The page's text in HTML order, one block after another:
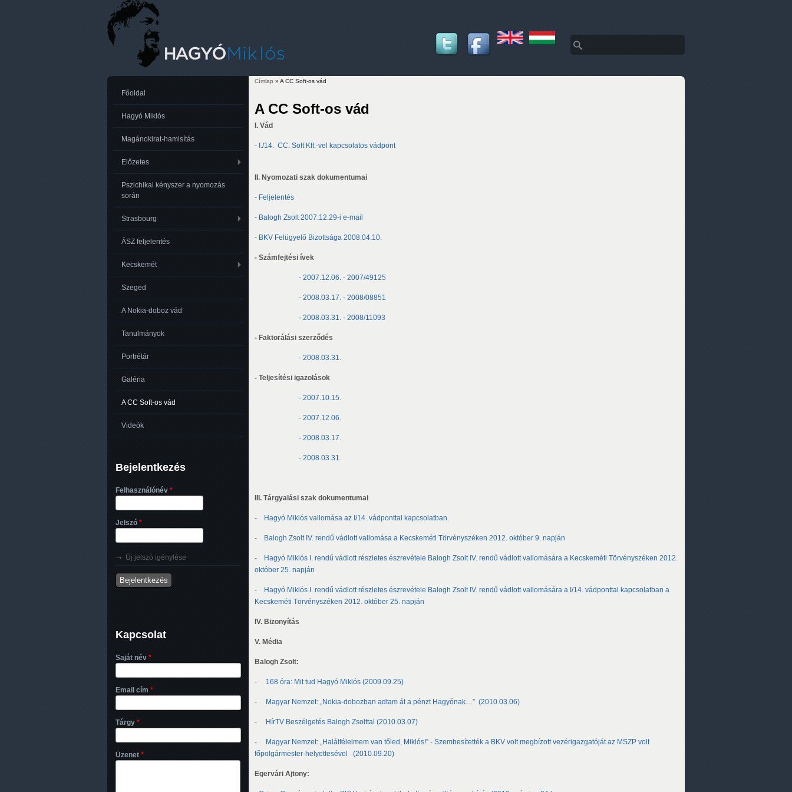
Keresés űrlap
Keresés
Címlap » A CC Soft-os vád
A CC Soft-os vád
I. Vád
- I./14. CC. Soft Kft.-vel kapcsolatos vádpont
II. Nyomozati szak dokumentumai
- Feljelentés
- Balogh Zsolt 2007.12.29-i e-mail
- BKV Felügyelő Bizottsága 2008.04.10.
- Számfejtési ívek
- 2007.12.06. - 2007/49125
- 2008.03.17. - 2008/08851
- 2008.03.31. - 2008/11093
- Faktorálási szerződés
- 2008.03.31.
- Teljesítési igazolások
- 2007.10.15.
- 2007.12.06.
- 2008.03.17.
- 2008.03.31.
III. Tárgyalási szak dokumentumai
- Hagyó Miklós vallomása az I/14. vádponttal kapcsolatban.
- Balogh Zsolt IV. rendű vádlott vallomása a Kecskeméti Törvényszéken 2012. október 9. napján
- Hagyó Miklós I. rendű vádlott részletes észrevétele Balogh Zsolt IV. rendű vádlott vallomására a Kecskeméti Törvényszéken 2012.
október 25. napján
- Hagyó Miklós I. rendű vádlott részletes észrevétele Balogh Zsolt IV. rendű vádlott vallomására a I/14. vádponttal kapcsolatban a
Kecskeméti Törvényszéken 2012. október 25. napján
IV. Bizonyítás
V. Média
Balogh Zsolt:
- 168 óra: Mit tud Hagyó Miklós (2009.09.25)
- Magyar Nemzet: „Nokia-dobozban adtam át a pénzt Hagyónak…” (2010.03.06)
- HírTV Beszélgetés Balogh Zsolttal (2010.03.07)
- Magyar Nemzet: „Halálfélelmem van tőled, Miklós!” - Szembesítették a BKV volt megbízott vezérigazgatóját az MSZP volt
főpolgármester-helyettesével (2010.09.20)
Egervári Ajtony:
Főoldal
Hagyó Miklós
Magánokirat-hamisítás
Előzetes
Pszichikai kényszer a nyomozás
során
Strasbourg
ÁSZ feljelentés
Kecskemét
Szeged
A Nokia-doboz vád
Tanulmányok
Portrétár
Galéria
A CC Soft-os vád
Videók
Bejelentkezés
Felhasználónév *
Jelszó *
Új jelszó igénylése
Kapcsolat
Saját név *
Email cím *
Tárgy *
Üzenet *